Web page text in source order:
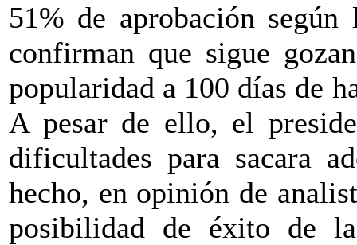
51% de aprobación
confirman que sigue
popularidad a 100 días de
A pesar de ello, el
dificultades para sacara
hecho, en opinión de
posibilidad de éxito de